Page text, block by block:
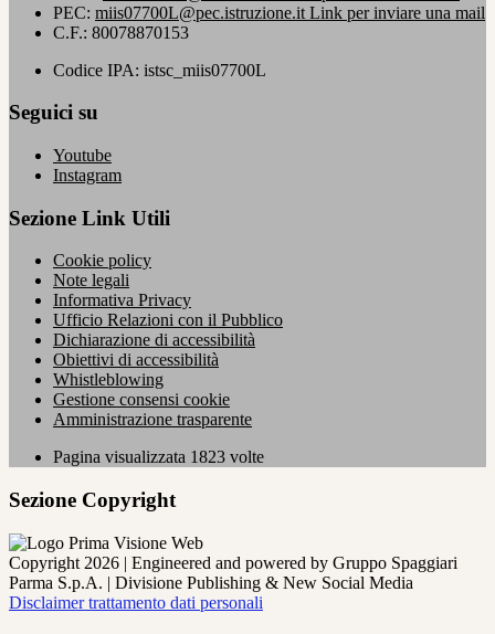
PEC: miis07700L@pec.istruzione.it Link per inviare una mail
C.F.: 80078870153
Codice IPA: istsc_miis07700L
Seguici su
Youtube
Instagram
Sezione Link Utili
Cookie policy
Note legali
Informativa Privacy
Ufficio Relazioni con il Pubblico
Dichiarazione di accessibilità
Obiettivi di accessibilità
Whistleblowing
Gestione consensi cookie
Amministrazione trasparente
Pagina visualizzata 1823 volte
Sezione Copyright
Copyright 2026 | Engineered and powered by Gruppo Spaggiari
Parma S.p.A. | Divisione Publishing & New Social Media
Disclaimer trattamento dati personali